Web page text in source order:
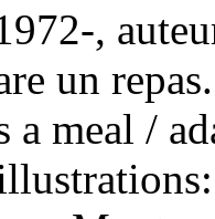
,
un
a meal /